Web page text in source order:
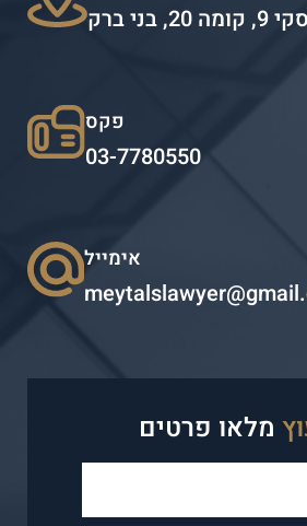
ברק
פקס
03-7780550
אימייל
מלאו פרטים